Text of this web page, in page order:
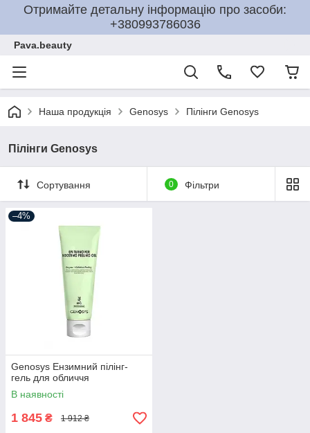
Отримайте детальну інформацію про засоби:
+380993786036
Pava.beauty
Наша продукція Genosys Пілінги Genosys
Пілінги Genosys
Сортування 0 Фільтри
–4%
Genosys Ензимний пілінг-
гель для обличчя
В наявності
1 845 ₴ 1 912 ₴